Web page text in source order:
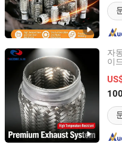
자
이
Zhe Jiang Yue Ding
Zhejiang, China